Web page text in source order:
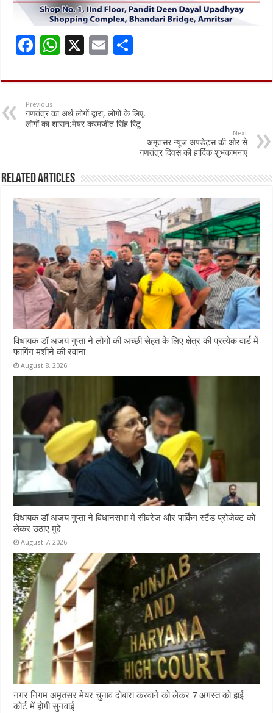
F
e
b
o
W
at
sA
p
X
E
ai
l
ar
e
Previous
गणतंत्र का अर्थ लोगों द्वारा, लोगों के लिए,
लोगों का शासन:मेयर करमजीत सिंह रिंटू
Next
अमृतसर न्यूज अपडेट्स की ओर से
गणतंत्र दिवस की हार्दिक शुभकामनाएं
Related Articles
विधायक डॉ अजय गुप्ता ने लोगों की अच्छी सेहत के लिए क्षेत्र की प्रत्येक वार्ड में
फागिंग मशीने की रवाना
August 8, 2026
विधायक डॉ अजय गुप्ता ने विधानसभा में सीवरेज और पार्किंग स्टैंड प्रोजेक्ट को
लेकर उठाए मुद्दे
August 7, 2026
नगर निगम अमृतसर मेयर चुनाव दोबारा करवाने को लेकर 7 अगस्त को हाई
कोर्ट में होगी सुनवाई